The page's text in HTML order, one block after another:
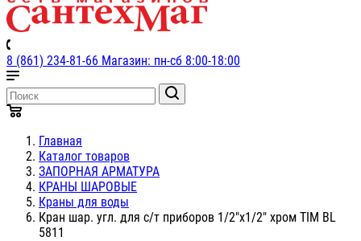
8 (861) 234-81-66 Магазин: пн-сб 8:00-18:00
Главная
Каталог товаров
ЗАПОРНАЯ АРМАТУРА
КРАНЫ ШАРОВЫЕ
Краны для воды
Кран шар. угл. для с/т приборов 1/2"х1/2" хром TIM BL
5811